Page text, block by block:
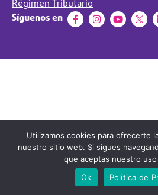
Régimen Tributario
Síguenos en
Utilizamos cookies para ofrecerte
nuestro sitio web. Si sigues
que aceptas nuestro
Ok
Política de